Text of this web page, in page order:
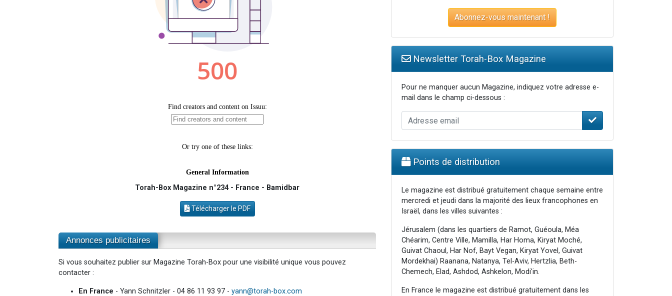
Torah-Box Magazine n°234 - France - Bamidbar
Télécharger le PDF
Annonces publicitaires
Si vous souhaitez publier sur Magazine Torah-Box pour une visibilité unique vous pouvez
contacter :
En France - Yann Schnitzler - 04 86 11 93 97 - yann@torah-box.com
Abonnez-vous maintenant !
Newsletter Torah-Box Magazine
Pour ne manquer aucun Magazine, indiquez votre adresse e-
mail dans le champ ci-dessous :
Points de distribution
Le magazine est distribué gratuitement chaque semaine entre
mercredi et jeudi dans la majorité des lieux francophones en
Israël, dans les villes suivantes :
Jérusalem (dans les quartiers de Ramot, Guéoula, Méa
Chéarim, Centre Ville, Mamilla, Har Homa, Kiryat Moché,
Guivat Chaoul, Har Nof, Bayt Vegan, Kiryat Yovel, Guivat
Mordekhai) Raanana, Natanya, Tel-Aviv, Hertzlia, Beth-
Chemech, Elad, Ashdod, Ashkelon, Modi'in.
En France le magazine est distribué gratuitement dans les